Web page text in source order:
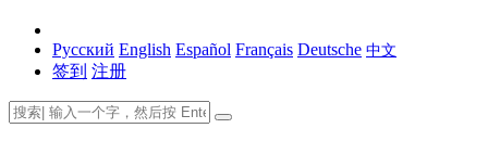
Русский English Español Français Deutsche 中文
签到 注册